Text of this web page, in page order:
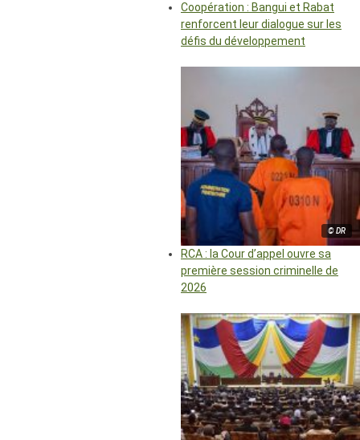
Coopération : Bangui et Rabat
renforcent leur dialogue sur les
défis du développement
© DR
RCA : la Cour d’appel ouvre sa
première session criminelle de
2026